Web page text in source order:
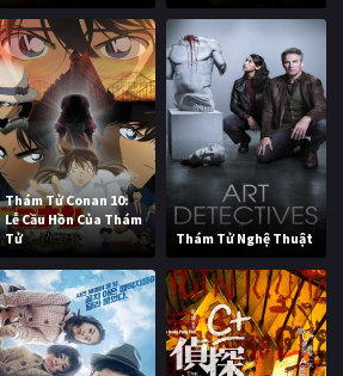
Thám Tử Conan 10:
Lễ Cầu Hồn Của Thám
Tử
Thám Tử Nghệ Thuật